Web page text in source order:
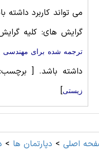
می تواند کاربرد
گرایش های: کلیه
ترجمه شده برای
داشته باشد.[ برچسب:
زیستی]
اصلی > دپارتمان ها >